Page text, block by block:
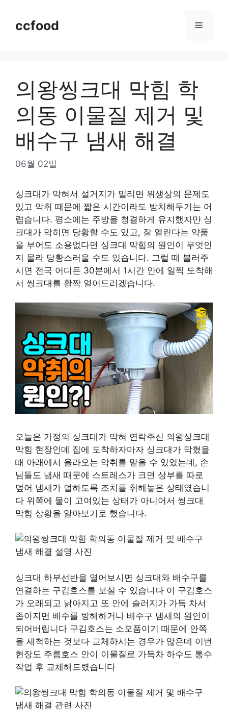
contentccfood Menu
의왕씽크대 막힘 학
의동 이물질 제거 및
배수구 냄새 해결
06월 02일
싱크대가 막혀서 설거지가 밀리면 위생상의 문제도
있고 악취 때문에 짧은 시간이라도 방치해두기는 어
렵습니다. 평소에는 주방을 청결하게 유지했지만 싱
크대가 막히면 당황할 수도 있고, 잘 열린다는 약품
을 부어도 소용없다면 싱크대 막힘의 원인이 무엇인
지 몰라 당황스러울 수도 있습니다. 그럴 때 불러주
시면 전국 어디든 30분에서 1시간 안에 일찍 도착해
서 씽크대를 활짝 열어드리겠습니다.
오늘은 가정의 싱크대가 막혀 연락주신 의왕싱크대
막힘 현장인데 집에 도착하자마자 싱크대가 막혔을
때 아래에서 올라오는 악취를 맡을 수 있었는데, 손
님들도 냄새 때문에 스트레스가 크면 상부를 따로
덮어 냄새가 덜하도록 조치를 취해놓은 상태였습니
다 위쪽에 물이 고여있는 상태가 아니어서 씽크대
막힘 상황을 알아보기로 했습니다.
싱크대 하부선반을 열어보시면 싱크대와 배수구를
연결하는 구김호스를 보실 수 있습니다 이 구김호스
가 오래되고 낡아지고 또 안에 슬러지가 가득 차서
좁아지면 배수를 방해하거나 배수구 냄새의 원인이
되어버립니다 구김호스는 소모품이기 때문에 안쪽
을 세척하는 것보다 교체하시는 경우가 많은데 이번
현장도 주름호스 안이 이물질로 가득차 하수도 통수
작업 후 교체해드렸습니다